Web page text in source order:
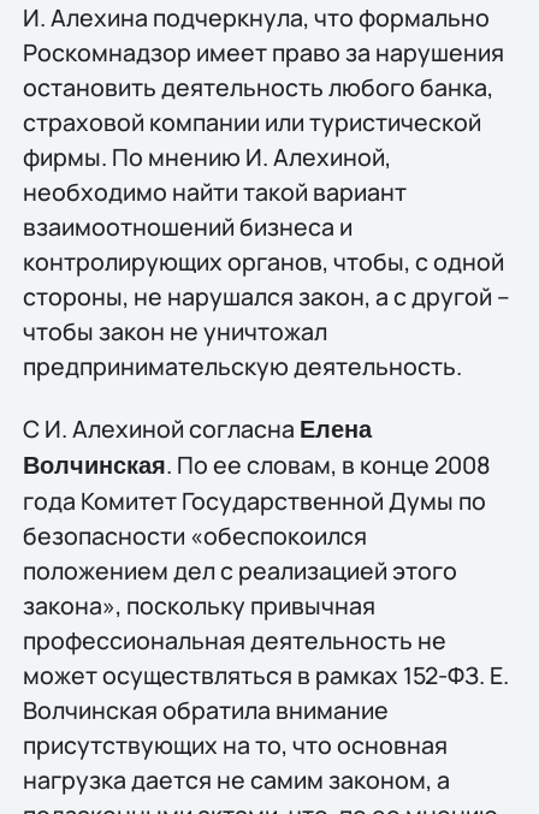
И. Алехина подчеркнула, что формально
Роскомнадзор имеет право за нарушения
остановить деятельность любого банка,
страховой компании или туристической
фирмы. По мнению И. Алехиной,
необходимо найти такой вариант
взаимоотношений бизнеса и
контролирующих органов, чтобы, с одной
стороны, не нарушался закон, а с другой –
чтобы закон не уничтожал
предпринимательскую деятельность.
С И. Алехиной согласна Елена
Волчинская. По ее словам, в конце 2008
года Комитет Государственной Думы по
безопасности «обеспокоился
положением дел с реализацией этого
закона», поскольку привычная
профессиональная деятельность не
может осуществляться в рамках 152-ФЗ. Е.
Волчинская обратила внимание
присутствующих на то, что основная
нагрузка дается не самим законом, а